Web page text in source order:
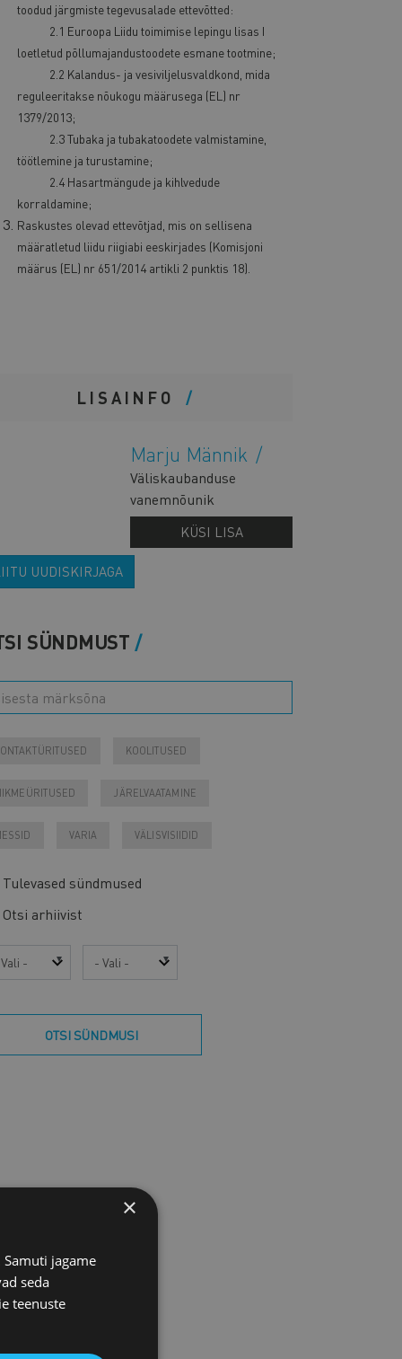
toodud järgmiste tegevusalade ettevõtted:
2.1 Euroopa Liidu toimimise lepingu lisas I
loetletud põllumajandustoodete esmane tootmine;
2.2 Kalandus- ja vesiviljelusvaldkond, mida
reguleeritakse nõukogu määrusega (EL) nr
1379/2013;
2.3 Tubaka ja tubakatoodete valmistamine,
töötlemine ja turustamine;
2.4 Hasartmängude ja kihlvedude
korraldamine;
Raskustes olevad ettevõtjad, mis on sellisena
määratletud liidu riigiabi eeskirjades (Komisjoni
määrus (EL) nr 651/2014 artikli 2 punktis 18).
LISAINFO
Marju Männik
Väliskaubanduse
vanemnõunik
KÜSI LISA
UUDISKIRJAGA
SÜNDMUST
KOOLITUSED
JÄRELVAATAMINE
VARIA VÄLISVISIIDID
Tulevased sündmused
Otsi arhiivist
Kuu
OTSI SÜNDMUSI
×
jagame
seda
teenuste